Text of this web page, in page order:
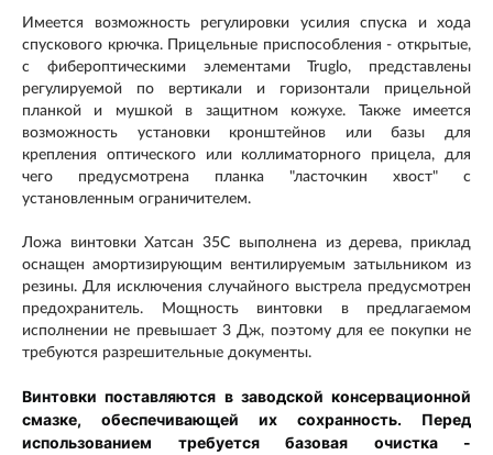
Имеется возможность регулировки усилия спуска и хода
спускового крючка. Прицельные приспособления - открытые,
с фибероптическими элементами Truglo, представлены
регулируемой по вертикали и горизонтали прицельной
планкой и мушкой в защитном кожухе. Также имеется
возможность установки кронштейнов или базы для
крепления оптического или коллиматорного прицела, для
чего предусмотрена планка "ласточкин хвост" с
установленным ограничителем.
Ложа винтовки Хатсан 35С выполнена из дерева, приклад
оснащен амортизирующим вентилируемым затыльником из
резины. Для исключения случайного выстрела предусмотрен
предохранитель. Мощность винтовки в предлагаемом
исполнении не превышает 3 Дж, поэтому для ее покупки не
требуются разрешительные документы.
Винтовки поставляются в заводской консервационной
смазке, обеспечивающей их сохранность. Перед
использованием требуется базовая очистка -